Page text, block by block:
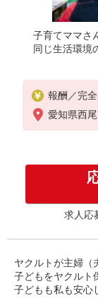
子育てママさ
同じ生活環境
報酬／完
［1］週5
［2］週4
り）
◎扶養の
◎扶養の
働ける時
初めての
※収入補償
※収入補
※研修期間
、10：00
※月15万円
愛知県西
求人応
ヤクルトが主婦（
子どもをヤクルト
子どもも私も安心